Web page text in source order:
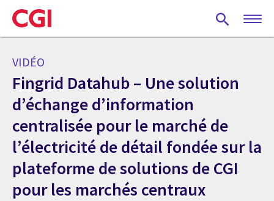
Skip
to
main
VIDÉO
Fingrid Datahub – Une solution
d’échange d’information
centralisée pour le marché de
l’électricité de détail fondée sur la
plateforme de solutions de CGI
pour les marchés centraux